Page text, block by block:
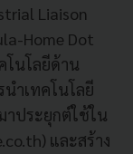
Liaison
Home Dot
โนโลยีด้าน
ำเทคโนโลยี
าประยุกต์ใช้ใน
และสร้าง